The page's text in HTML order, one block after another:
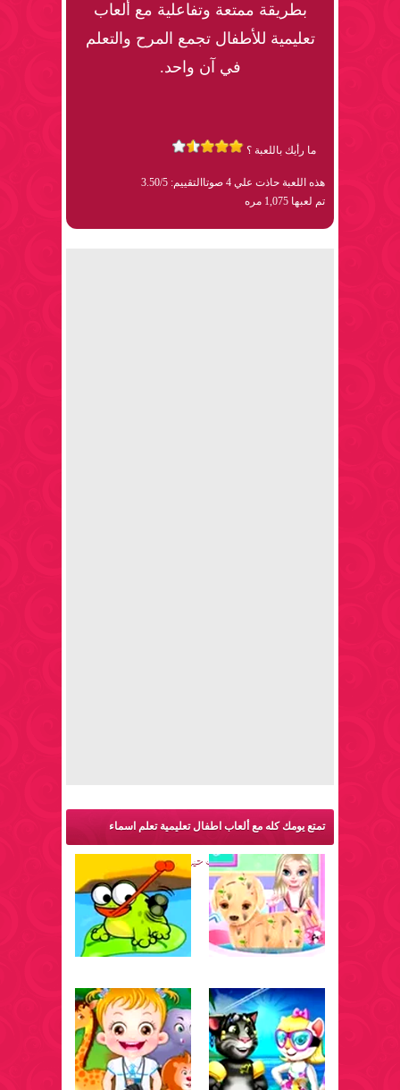
بطريقة ممتعة وتفاعلية مع ألعاب
تعليمية للأطفال تجمع المرح والتعلم
في آن واحد.
ما رأيك باللعبة ؟
هذه اللعبة حاذت علي 4 صوتا
التقييم: 3.50/5
تم لعبها 1,075 مره
تمتع يومك كله مع ألعاب اطفال تعليمية تعلم اسماء
الحيوانات والمزيد من ألعاب حيوانات: